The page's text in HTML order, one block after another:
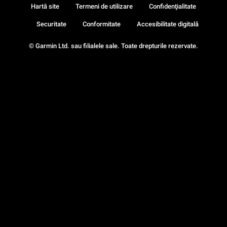
© Garmin Ltd. sau filialele sale. Toate drepturile rezervate.
Hartă site Termeni de utilizare Confidenţialitate
Securitate Conformitate Accesibilitate digitală